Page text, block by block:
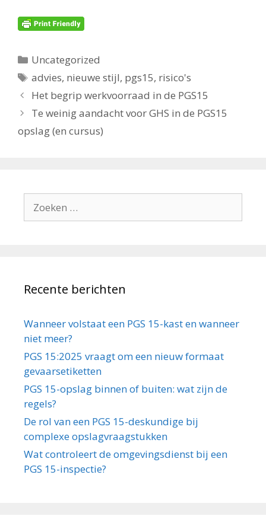
Categorieën
Uncategorized
Tags
advies, nieuwe stijl, pgs15, risico's
Het begrip werkvoorraad in de PGS15
Te weinig aandacht voor GHS in de PGS15
opslag (en cursus)
naar:
Recente berichten
Wanneer volstaat een PGS 15-kast en wanneer
niet meer?
PGS 15:2025 vraagt om een nieuw formaat
gevaarsetiketten
PGS 15-opslag binnen of buiten: wat zijn de
regels?
De rol van een PGS 15-deskundige bij
complexe opslagvraagstukken
Wat controleert de omgevingsdienst bij een
PGS 15-inspectie?